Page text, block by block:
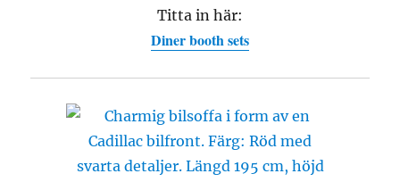
Titta in här:
Diner booth sets